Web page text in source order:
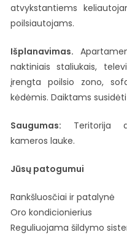
atvykstantiems
poilsiautojams.
Išplanavimas.
naktiniais staliukais,
įrengta poilsio zono,
kėdėmis. Daiktams
Saugumas: Teritorija
kameros lauke.
Jūsų patogumui
Rankšluosčiai ir patalynė
Oro kondicionierius
Reguliuojama šildymo